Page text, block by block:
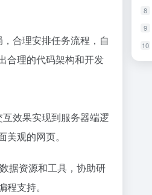
合理安排任务流程，自
合理的代码架构和开发
效果实现到服务器端逻
观的网页。​
据资源和工具，协助研
支持。​
8
9
10